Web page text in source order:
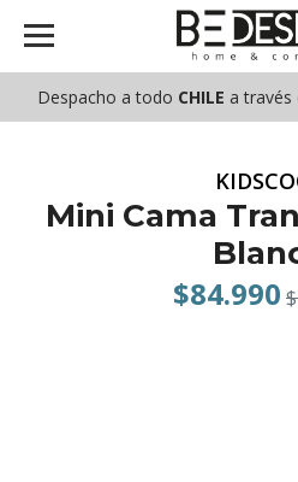
Despacho a todo CHILE a través
Mini Cama
$84.990